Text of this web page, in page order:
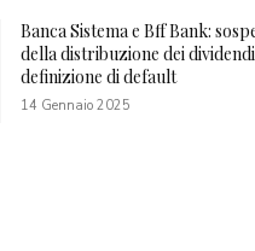
Banca Sistema e Bff Bank:
della distribuzione dei
definizione di default
14 Gennaio 2025